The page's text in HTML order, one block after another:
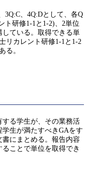
3Q:C、4Q:Dとして、各Q
ト研修1-1と1-2)、2単位
している。取得できる単
リカレント研修1-1と1-2
る。
る学生が、その業務活
生が満たすべきGAをす
にまとめる。報告内容
ことで単位を取得でき